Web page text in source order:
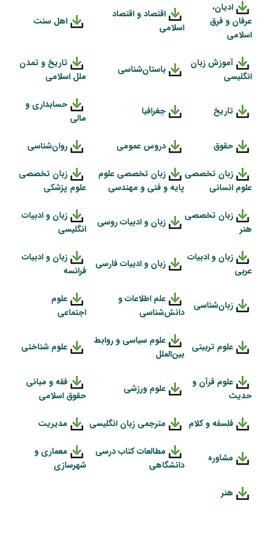
ادیان،
عرفان و فرق
اسلامی
اقتصاد و اقتصاد
اسلامی
اهل سنت
آموزش زبان
انگلیسی
باستان‌شناسی
تاریخ و تمدن
ملل اسلامی
تاریخ جغرافیا
حسابداری و
مالی
حقوق دروس عمومی روان‌شناسی
زبان تخصصی
علوم انسانی
زبان تخصصی علوم
پایه و فنی و مهندسی
زبان تخصصی
علوم پزشکی
زبان تخصصی
هنر
زبان و ادبیات روسی
زبان و ادبیات
انگلیسی
زبان و ادبیات
عربی
زبان و ادبیات فارسی
زبان و ادبیات
فرانسه
زبان‌شناسی
علم اطلاعات و
دانش‌شناسی
علوم
اجتماعی
علوم تربیتی
علوم سیاسی و روابط
بین‌الملل
علوم شناختی
علوم قرآن و
حدیث
علوم ورزشی
فقه و مبانی
حقوق اسلامی
فلسفه و کلام مترجمی زبان انگلیسی مدیریت
مشاوره
مطالعات کتاب درسی
دانشگاهی
معماری و
شهرسازی
هنر